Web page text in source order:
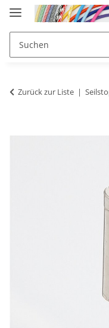
Zurück zur Liste